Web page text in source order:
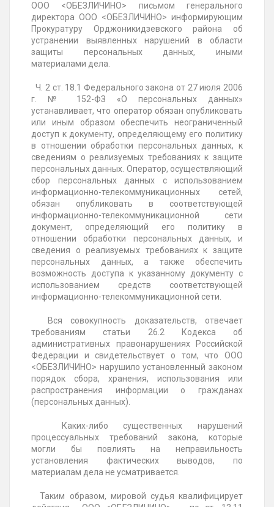
ООО <ОБЕЗЛИЧИНО> письмом генерального
директора ООО <ОБЕЗЛИЧИНО> информирующим
Прокуратуру Орджоникидзевского района об
устранении выявленных нарушений в области
защиты персональных данных, иными
материалами дела.
Ч. 2 ст. 18.1 Федерального закона от 27 июля 2006
г. № 152-ФЗ «О персональных данных»
устанавливает, что оператор обязан опубликовать
или иным образом обеспечить неограниченный
доступ к документу, определяющему его политику
в отношении обработки персональных данных, к
сведениям о реализуемых требованиях к защите
персональных данных. Оператор, осуществляющий
сбор персональных данных с использованием
информационно-телекоммуникационных сетей,
обязан опубликовать в соответствующей
информационно-телекоммуникационной сети
документ, определяющий его политику в
отношении обработки персональных данных, и
сведения о реализуемых требованиях к защите
персональных данных, а также обеспечить
возможность доступа к указанному документу с
использованием средств соответствующей
информационно-телекоммуникационной сети.
Вся совокупность доказательств, отвечает
требованиям статьи 26.2 Кодекса об
административных правонарушениях Российской
Федерации и свидетельствует о том, что ООО
<ОБЕЗЛИЧИНО> нарушило установленный законом
порядок сбора, хранения, использования или
распространения информации о гражданах
(персональных данных).
Каких-либо существенных нарушений
процессуальных требований закона, которые
могли бы повлиять на неправильность
установления фактических выводов, по
материалам дела не усматривается.
Таким образом, мировой судья квалифицирует